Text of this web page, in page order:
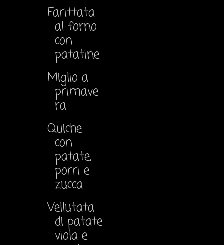
Farittata
al forno
con
patatine
Miglio a
primave
ra
Quiche
con
patate,
porri e
zucca
Vellutata
di patate
viola e